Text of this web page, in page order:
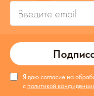
Я даю согласие на
с политикой